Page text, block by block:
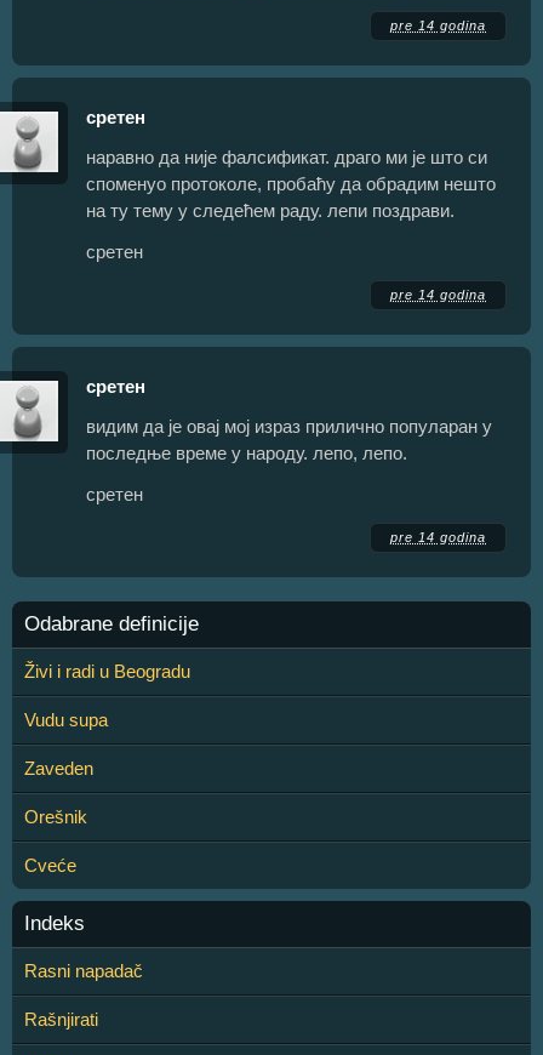
pre 14 godina
сретен
наравно да није фалсификат. драго ми је што си
споменуо протоколе, пробаћу да обрадим нешто
на ту тему у следећем раду. лепи поздрави.
сретен
pre 14 godina
сретен
видим да је овај мој израз прилично популаран у
последње време у народу. лепо, лепо.
сретен
pre 14 godina
Odabrane definicije
Živi i radi u Beogradu
Vudu supa
Zaveden
Orešnik
Cveće
Indeks
Rasni napadač
Rašnjirati